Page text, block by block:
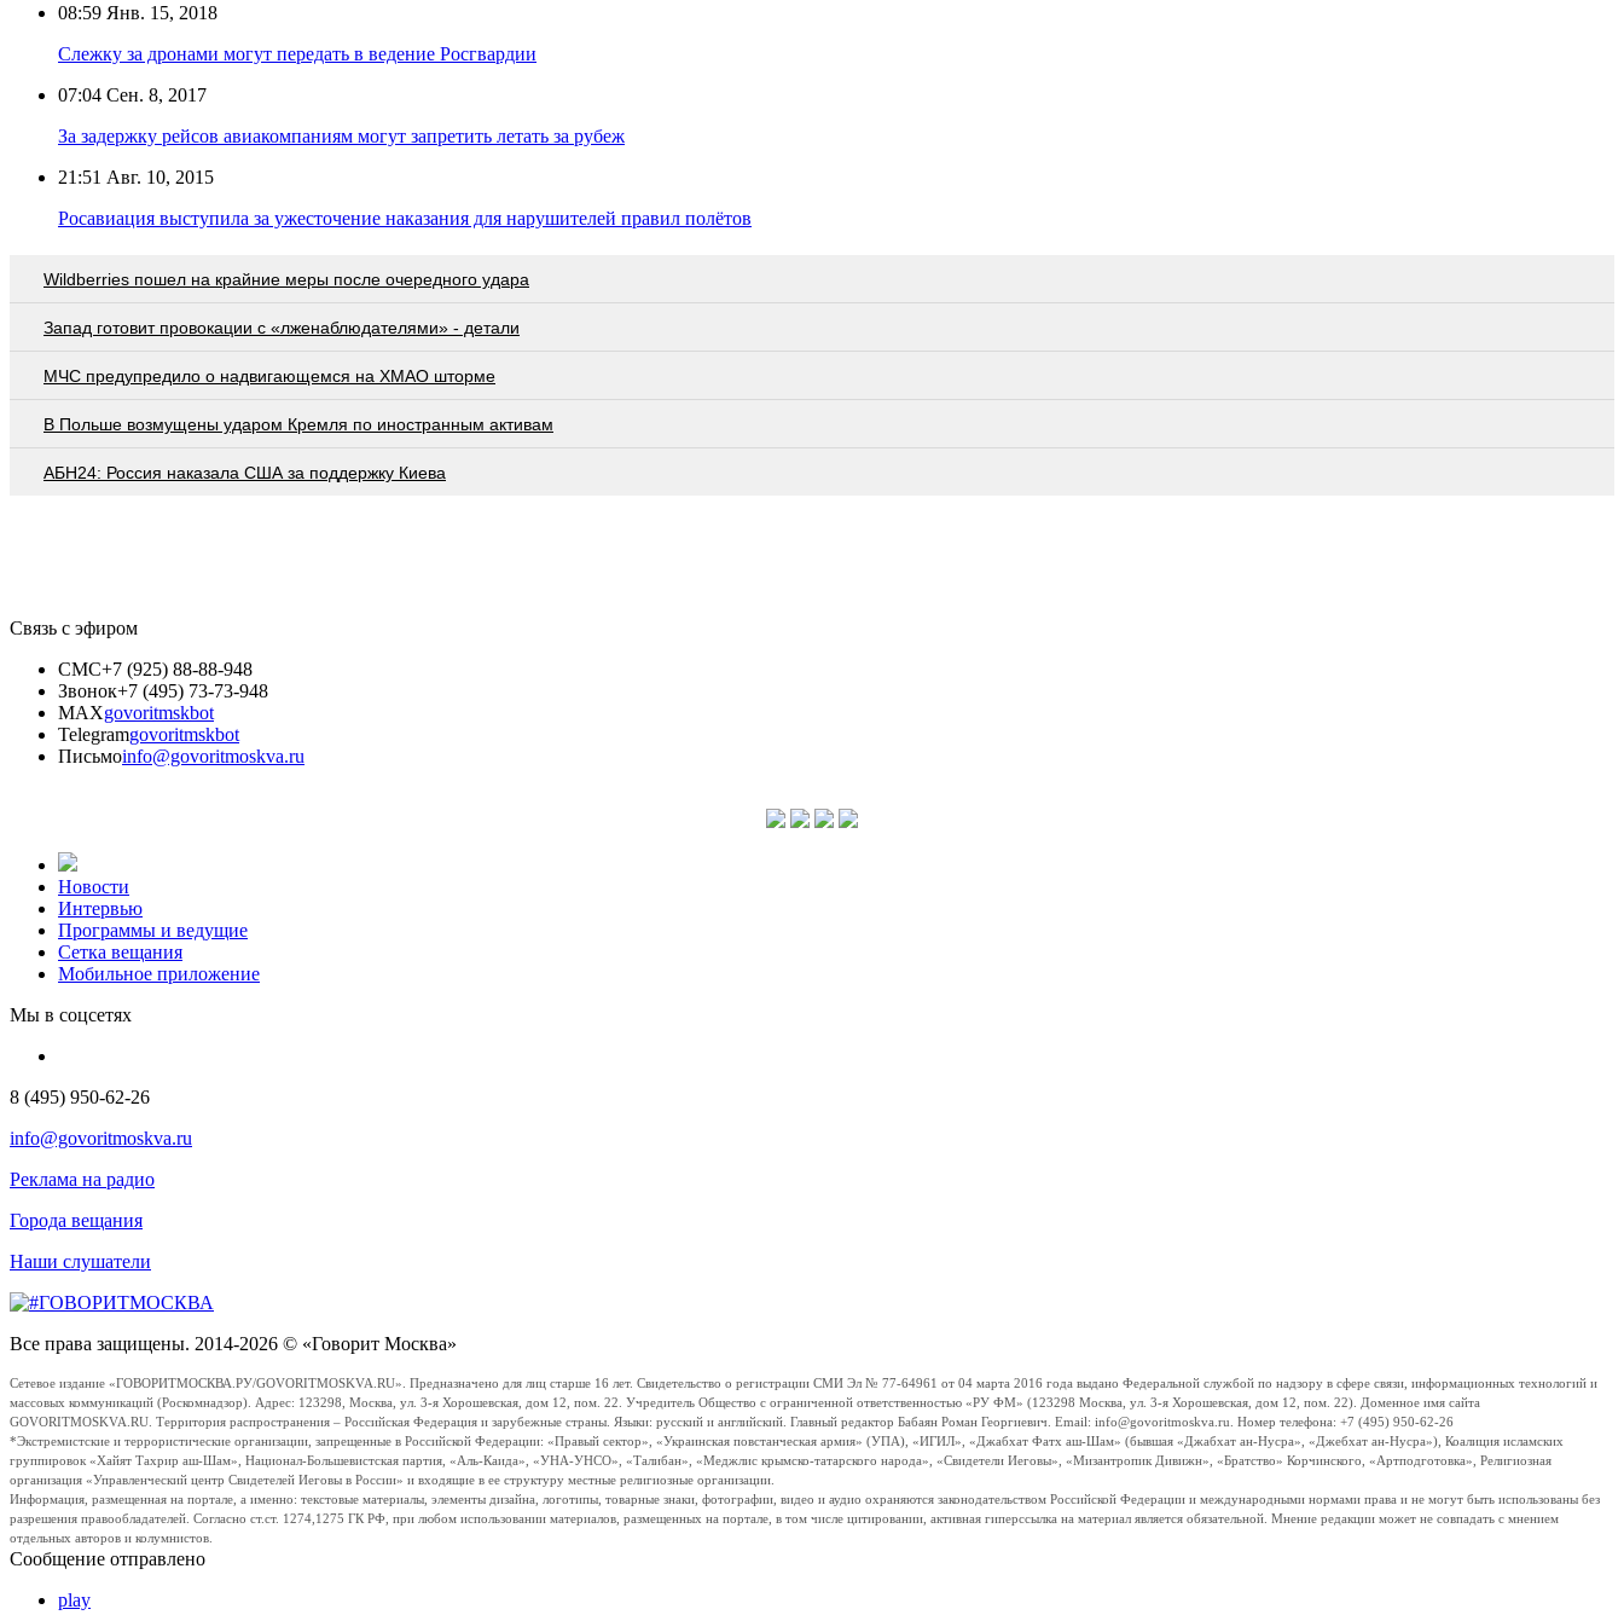
08:59 Янв. 15, 2018
Слежку за дронами могут передать в ведение Росгвардии
07:04 Сен. 8, 2017
За задержку рейсов авиакомпаниям могут запретить летать за рубеж
21:51 Авг. 10, 2015
Росавиация выступила за ужесточение наказания для нарушителей правил полётов
Wildberries пошел на крайние меры после очередного удара
Запад готовит провокации с «лженаблюдателями» - детали
МЧС предупредило о надвигающемся на ХМАО шторме
В Польше возмущены ударом Кремля по иностранным активам
АБН24: Россия наказала США за поддержку Киева
Связь с эфиром
СМС+7 (925) 88-88-948
Звонок+7 (495) 73-73-948
MAXgovoritmskbot
Telegramgovoritmskbot
Письмоinfo@govoritmoskva.ru
Новости
Интервью
Программы и ведущие
Сетка вещания
Мобильное приложение
Мы в соцсетях
8 (495) 950-62-26
info@govoritmoskva.ru
Реклама на радио
Города вещания
Наши слушатели
Все права защищены. 2014-2026 © «Говорит Москва»
Сетевое издание «ГОВОРИТМОСКВА.РУ/GOVORITMOSKVA.RU». Предназначено для лиц старше 16 лет. Свидетельство о регистрации СМИ Эл № 77-64961 от 04 марта 2016 года выдано Федеральной службой по надзору в сфере связи, информационных технологий и
массовых коммуникаций (Роскомнадзор). Адрес: 123298, Москва, ул. 3-я Хорошевская, дом 12, пом. 22. Учредитель Общество с ограниченной ответственностью «РУ ФМ» (123298 Москва, ул. 3-я Хорошевская, дом 12, пом. 22). Доменное имя сайта
GOVORITMOSKVA.RU. Территория распространения – Российская Федерация и зарубежные страны. Языки: русский и английский. Главный редактор Бабаян Роман Георгиевич. Email: info@govoritmoskva.ru. Номер телефона: +7 (495) 950-62-26
*Экстремистские и террористические организации, запрещенные в Российской Федерации: «Правый сектор», «Украинская повстанческая армия» (УПА), «ИГИЛ», «Джабхат Фатх аш-Шам» (бывшая «Джабхат ан-Нусра», «Джебхат ан-Нусра»), Коалиция исламских
группировок «Хайят Тахрир аш-Шам», Национал-Большевистская партия, «Аль-Каида», «УНА-УНСО», «Талибан», «Меджлис крымско-татарского народа», «Свидетели Иеговы», «Мизантропик Дивижн», «Братство» Корчинского, «Артподготовка», Религиозная
организация «Управленческий центр Свидетелей Иеговы в России» и входящие в ее структуру местные религиозные организации.
Информация, размещенная на портале, а именно: текстовые материалы, элементы дизайна, логотипы, товарные знаки, фотографии, видео и аудио охраняются законодательством Российской Федерации и международными нормами права и не могут быть использованы без
разрешения правообладателей. Согласно ст.ст. 1274,1275 ГК РФ, при любом использовании материалов, размещенных на портале, в том числе цитировании, активная гиперссылка на материал является обязательной. Мнение редакции может не совпадать с мнением
отдельных авторов и колумнистов.
Сообщение отправлено
play